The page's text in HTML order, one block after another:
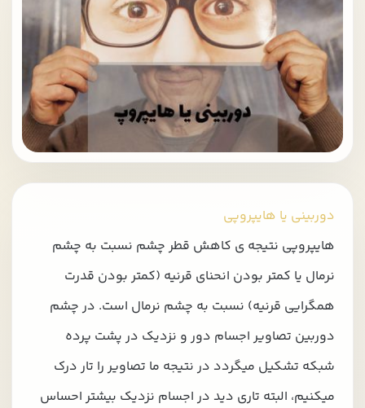
دوربینی یا هایپروپی
هایپروپی نتیجه ی کاهش قطر چشم نسبت به چشم
نرمال یا کمتر بودن انحنای قرنیه (کمتر بودن قدرت
همگرایی قرنیه) نسبت به چشم نرمال است. در چشم
دوربین تصاویر اجسام دور و نزدیک در پشت پرده
شبکه تشکیل میگردد در نتیجه ما تصاویر را تار درک
میکنیم، البته تاری دید در اجسام نزدیک بیشتر احساس